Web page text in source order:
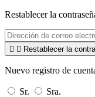
Restablecer la
  Restablecer la
Nuevo registro de
Sr. Sra.